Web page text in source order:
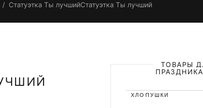
Статуэтка Ты лучшийСтатуэтка Ты лучший
ТОВАРЫ
ПРАЗДНИКА
ХЛОПУШКИ